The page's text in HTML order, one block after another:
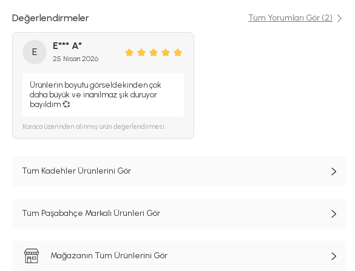
Değerlendirmeler Tüm Yorumları Gör (2)
E
E*** A*
25 Nisan 2026
Ürünlerin boyutu görseldekinden çok
daha büyük ve inanılmaz şık duruyor
bayıldım 💞
Karaca üzerinden alınmış ürün değerlendirmesi.
Tüm Kadehler Ürünlerini Gör
Tüm Paşabahçe Markalı Ürünleri Gör
Mağazanın Tüm Ürünlerini Gör